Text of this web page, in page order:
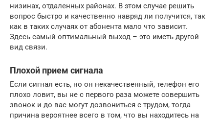
низинах, отдаленных районах. В этом случае решить
вопрос быстро и качественно навряд ли получится, так
как в таких случаях от абонента мало что зависит.
Здесь самый оптимальный выход – это иметь другой
вид связи.
Плохой прием сигнала
Если сигнал есть, но он некачественный, телефон его
плохо ловит, вы не с первого раза можете совершить
звонок и до вас могут дозвониться с трудом, тогда
причина вероятнее всего в том, что вы находитесь на